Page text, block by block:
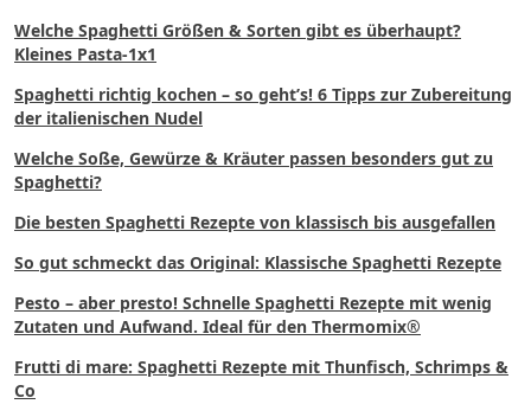
Welche Spaghetti Größen & Sorten gibt es überhaupt?
Kleines Pasta-1x1
Spaghetti richtig kochen – so geht’s! 6 Tipps zur Zubereitung
der italienischen Nudel
Welche Soße, Gewürze & Kräuter passen besonders gut zu
Spaghetti?
Die besten Spaghetti Rezepte von klassisch bis ausgefallen
So gut schmeckt das Original: Klassische Spaghetti Rezepte
Pesto – aber presto! Schnelle Spaghetti Rezepte mit wenig
Zutaten und Aufwand. Ideal für den Thermomix®
Frutti di mare: Spaghetti Rezepte mit Thunfisch, Schrimps &
Co